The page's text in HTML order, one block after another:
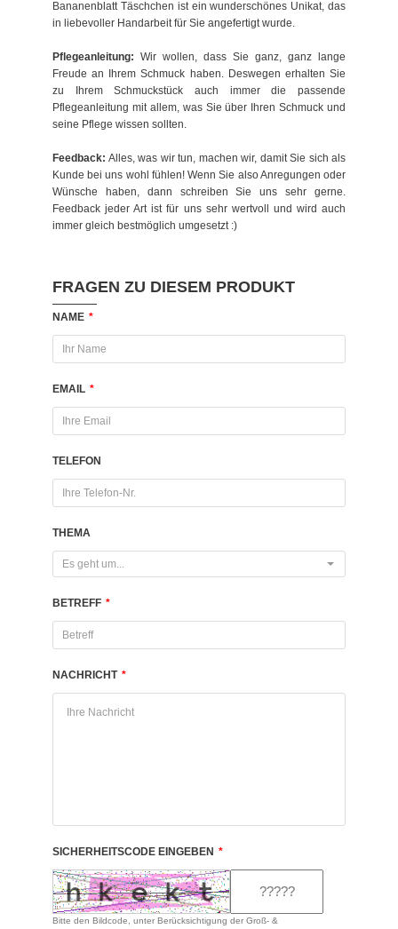
FRAGEN ZU DIESEM PRODUKT
NAME *
EMAIL *
TELEFON
THEMA
Es geht um...
BETREFF *
NACHRICHT *
SICHERHEITSCODE EINGEBEN *
Bitte den Bildcode, unter Berücksichtigung der Groß- &
Bananenblatt Täschchen ist ein wunderschönes Unikat, das
in liebevoller Handarbeit für Sie angefertigt wurde.
Pflegeanleitung: Wir wollen, dass Sie ganz, ganz lange
Freude an Ihrem Schmuck haben. Deswegen erhalten Sie
zu Ihrem Schmuckstück auch immer die passende
Pflegeanleitung mit allem, was Sie über Ihren Schmuck und
seine Pflege wissen sollten.
Feedback: Alles, was wir tun, machen wir, damit Sie sich als
Kunde bei uns wohl fühlen! Wenn Sie also Anregungen oder
Wünsche haben, dann schreiben Sie uns sehr gerne.
Feedback jeder Art ist für uns sehr wertvoll und wird auch
immer gleich bestmöglich umgesetzt :)